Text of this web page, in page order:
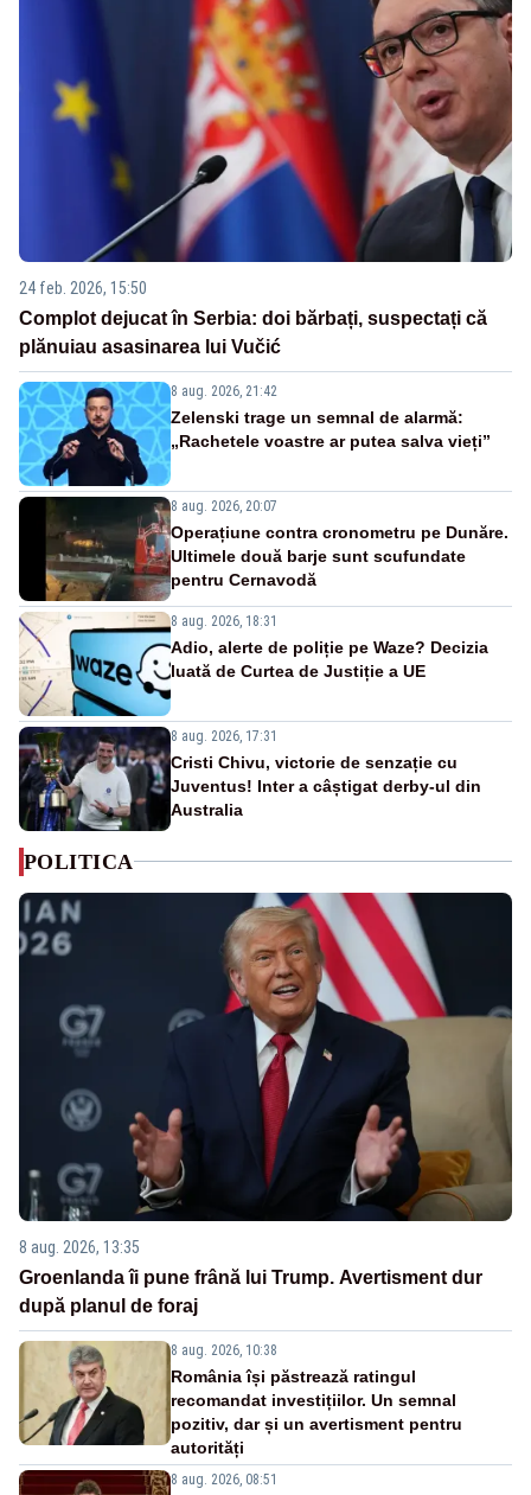
24 feb. 2026, 15:50
Complot dejucat în Serbia: doi bărbați, suspectați că
plănuiau asasinarea lui Vučić
8 aug. 2026, 21:42
Zelenski trage un semnal de alarmă:
„Rachetele voastre ar putea salva vieți”
8 aug. 2026, 20:07
Operațiune contra cronometru pe Dunăre.
Ultimele două barje sunt scufundate
pentru Cernavodă
8 aug. 2026, 18:31
Adio, alerte de poliție pe Waze? Decizia
luată de Curtea de Justiție a UE
8 aug. 2026, 17:31
Cristi Chivu, victorie de senzație cu
Juventus! Inter a câștigat derby-ul din
Australia
POLITICA
8 aug. 2026, 13:35
Groenlanda îi pune frână lui Trump. Avertisment dur
după planul de foraj
8 aug. 2026, 10:38
România își păstrează ratingul
recomandat investițiilor. Un semnal
pozitiv, dar și un avertisment pentru
autorități
8 aug. 2026, 08:51